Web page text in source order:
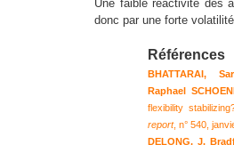
Une faible réactivité des
donc par une forte
Références
BHATTARAI,
Raphael
flexibility
report, n° 540,
DELONG, J.